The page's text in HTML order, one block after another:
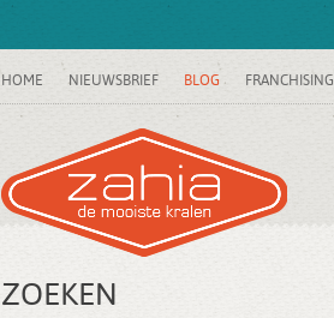
HOME NIEUWSBRIEF BLOG FRANCHISING
ZOEKEN